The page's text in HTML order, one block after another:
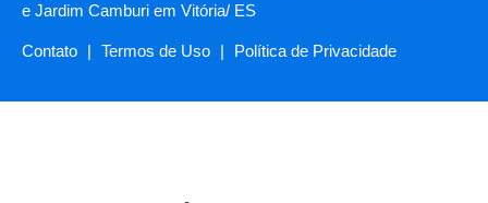
e Jardim Camburi em Vitória/ ES
Contato | Termos de Uso | Política de Privacidade